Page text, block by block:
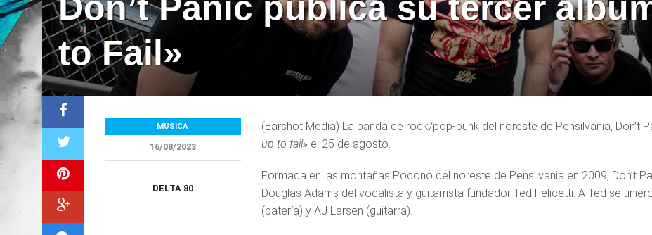
to Fail»
(Earshot Media) La banda de rock/pop-punk del noreste de Pensilvania, Don’t
up to fail»el 25 de agosto.
Formada en las montañas Pocono del noreste de Pensilvania en 2009, Don’t
Douglas Adams del vocalista y guitarrista fundador Ted Felicetti. A Ted se
(batería) y AJ Larsen (guitarra).
MUSICA
16/08/2023
DELTA 80